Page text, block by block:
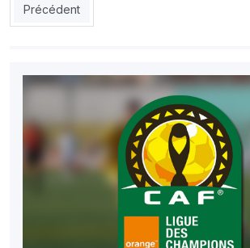
Article précédent : 1/4 de finale (aller) :
Précédent